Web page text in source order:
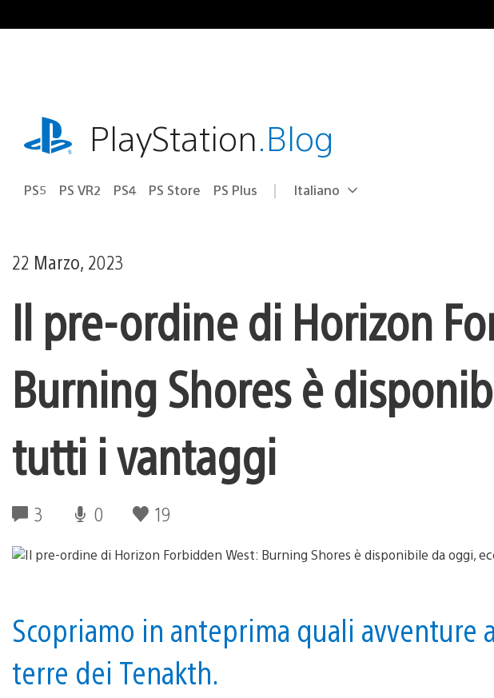
al
playstation.comPlayStation.Blog
PS5 PS VR2 PS4 PS Store PS Plus Seleziona
Regione
Italiano
22 Marzo, 2023
Il pre-ordine di Horizon
Burning Shores è
tutti i vantaggi
3 0 19
Scopriamo in anteprima quali avventure
terre dei Tenakth.